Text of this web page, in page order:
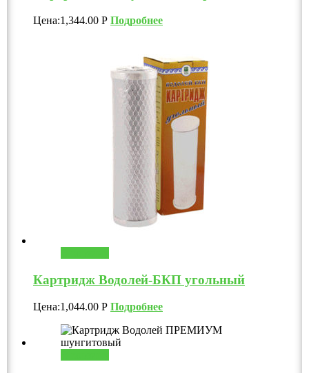
Цена:1,344.00 Р Подробнее
Картридж Водолей-БКП угольный
Цена:1,044.00 Р Подробнее